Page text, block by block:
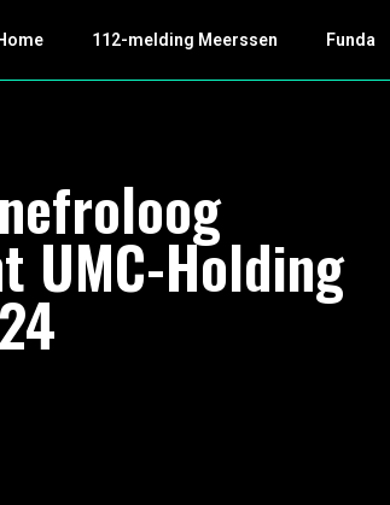
112-melding Meerssen Funda
UMC-Holding